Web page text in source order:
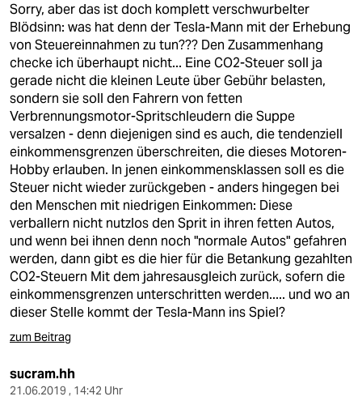
Sorry, aber das ist doch komplett verschwurbelter
Blödsinn: was hat denn der Tesla-Mann mit der Erhebung
von Steuereinnahmen zu tun??? Den Zusammenhang
checke ich überhaupt nicht... Eine CO2-Steuer soll ja
gerade nicht die kleinen Leute über Gebühr belasten,
sondern sie soll den Fahrern von fetten
Verbrennungsmotor-Spritschleudern die Suppe
versalzen - denn diejenigen sind es auch, die tendenziell
einkommensgrenzen überschreiten, die dieses Motoren-
Hobby erlauben. In jenen einkommensklassen soll es die
Steuer nicht wieder zurückgeben - anders hingegen bei
den Menschen mit niedrigen Einkommen: Diese
verballern nicht nutzlos den Sprit in ihren fetten Autos,
und wenn bei ihnen denn noch "normale Autos" gefahren
werden, dann gibt es die hier für die Betankung gezahlten
CO2-Steuern Mit dem jahresausgleich zurück, sofern die
einkommensgrenzen unterschritten werden..... und wo an
dieser Stelle kommt der Tesla-Mann ins Spiel?
zum Beitrag
sucram.hh
21.06.2019 , 14:42 Uhr